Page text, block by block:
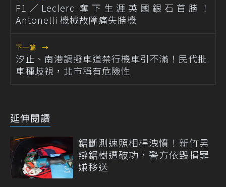
F1／Leclerc 奪下生涯英國銀石首勝！
Antonelli 機械故障痛失勝機
下一篇 →
汐止、南港調撥車道禁行機車引不滿！民代批
車種歧視，北市稱有危險性
延伸閱讀
鋸斷測速照相桿洩憤！新竹男
辯鋸樹遭破功，警方依毀損罪
嫌移送